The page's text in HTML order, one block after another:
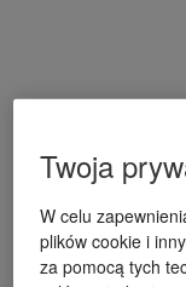
Twoja
W celu
plików cookie i
za pomocą tych